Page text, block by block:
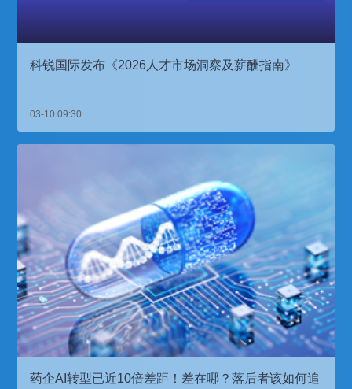
科锐国际发布《2026人才市场洞察及薪酬指南》
03-10 09:30
药企AI转型已近10倍差距！差在哪？落后者该如何追